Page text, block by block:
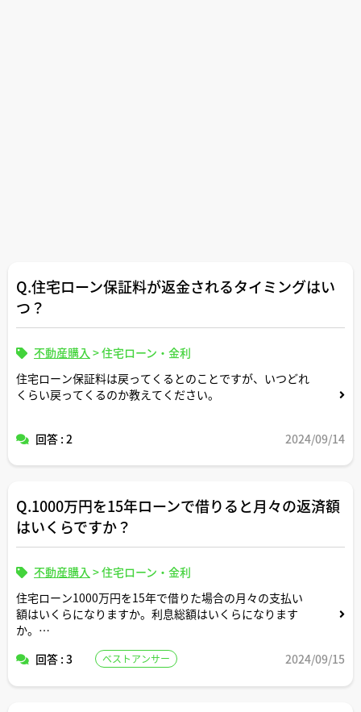
Q.住宅ローン保証料が返金されるタイミングはい
つ？
不動産購入 >住宅ローン・金利
住宅ローン保証料は戻ってくるとのことですが、いつどれ
くらい戻ってくるのか教えてください。
回答 : 2 2024/09/14
Q.1000万円を15年ローンで借りると月々の返済額
はいくらですか？
不動産購入 >住宅ローン・金利
住宅ローン1000万円を15年で借りた場合の月々の支払い
額はいくらになりますか。利息総額はいくらになります
か。
返済条件や金利条件等は適当な形で設定していただいて構
回答 : 3 ベストアンサー 2024/09/15